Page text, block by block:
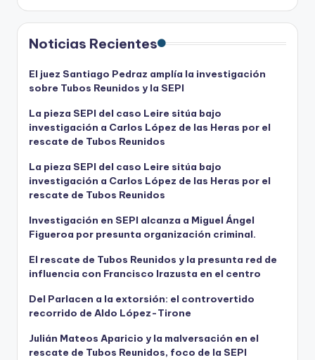
Noticias Recientes
El juez Santiago Pedraz amplía la investigación
sobre Tubos Reunidos y la SEPI
La pieza SEPI del caso Leire sitúa bajo
investigación a Carlos López de las Heras por el
rescate de Tubos Reunidos
La pieza SEPI del caso Leire sitúa bajo
investigación a Carlos López de las Heras por el
rescate de Tubos Reunidos
Investigación en SEPI alcanza a Miguel Ángel
Figueroa por presunta organización criminal.
El rescate de Tubos Reunidos y la presunta red de
influencia con Francisco Irazusta en el centro
Del Parlacen a la extorsión: el controvertido
recorrido de Aldo López-Tirone
Julián Mateos Aparicio y la malversación en el
rescate de Tubos Reunidos, foco de la SEPI